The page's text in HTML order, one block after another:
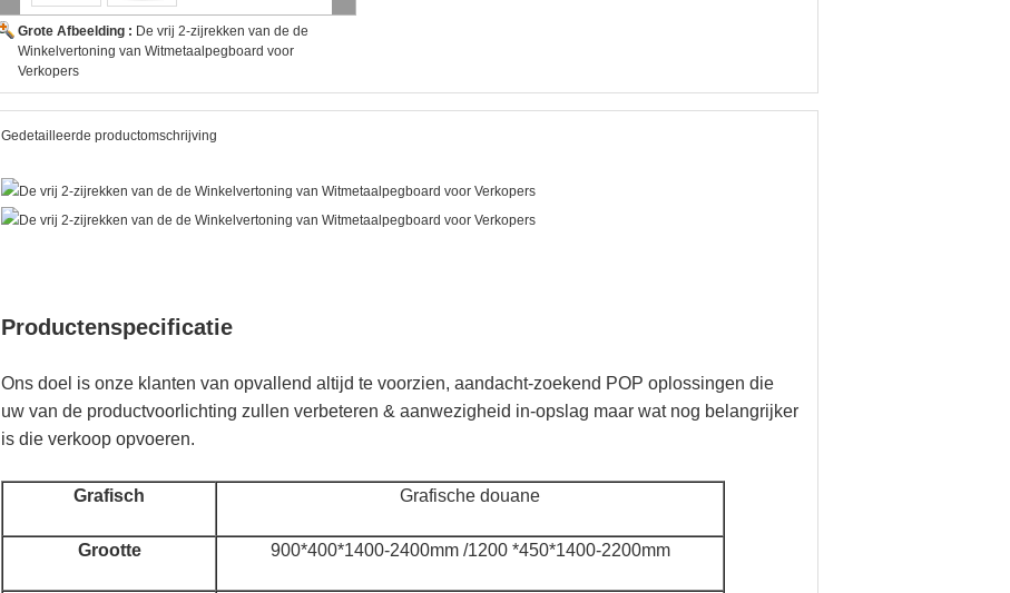
Grote Afbeelding : De vrij 2-zijrekken van de de
Winkelvertoning van Witmetaalpegboard voor
Verkopers
Gedetailleerde productomschrijving
Productenspecificatie
Ons doel is onze klanten van opvallend altijd te voorzien, aandacht-zoekend POP oplossingen die
uw van de productvoorlichting zullen verbeteren & aanwezigheid in-opslag maar wat nog belangrijker
is die verkoop opvoeren.
Grafisch Grafische douane
Grootte 900*400*1400-2400mm /1200 *450*1400-2200mm